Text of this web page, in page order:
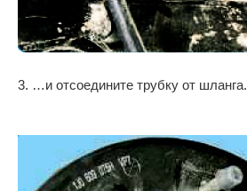
3. …и отсоедините трубку от шланга.